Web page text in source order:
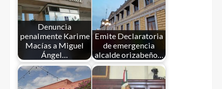
Denuncia
penalmente Karime
Macías a Miguel
Ángel…
Emite Declaratoria
de emergencia
alcalde orizabeño…